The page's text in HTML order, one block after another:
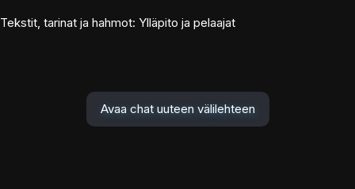
Tekstit, tarinat ja hahmot: Ylläpito ja pelaajat
Avaa chat uuteen välilehteen